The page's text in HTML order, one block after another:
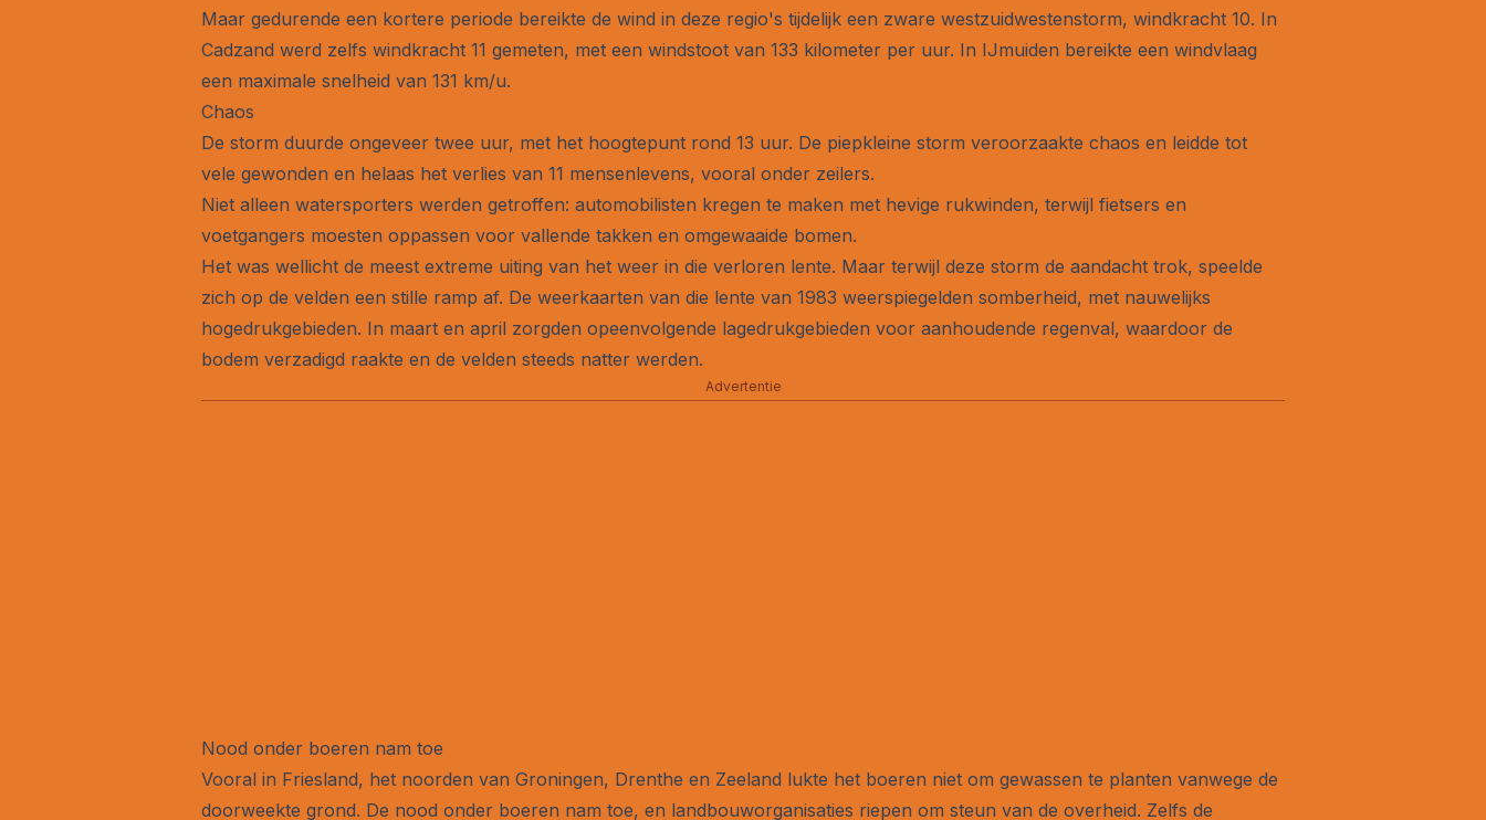
Maar gedurende een kortere periode bereikte de wind in deze regio's tijdelijk een zware westzuidwestenstorm, windkracht 10. In
Cadzand werd zelfs windkracht 11 gemeten, met een windstoot van 133 kilometer per uur. In IJmuiden bereikte een windvlaag
een maximale snelheid van 131 km/u.
Chaos
De storm duurde ongeveer twee uur, met het hoogtepunt rond 13 uur. De piepkleine storm veroorzaakte chaos en leidde tot
vele gewonden en helaas het verlies van 11 mensenlevens, vooral onder zeilers.
Niet alleen watersporters werden getroffen: automobilisten kregen te maken met hevige rukwinden, terwijl fietsers en
voetgangers moesten oppassen voor vallende takken en omgewaaide bomen.
Het was wellicht de meest extreme uiting van het weer in die verloren lente. Maar terwijl deze storm de aandacht trok, speelde
zich op de velden een stille ramp af. De weerkaarten van die lente van 1983 weerspiegelden somberheid, met nauwelijks
hogedrukgebieden. In maart en april zorgden opeenvolgende lagedrukgebieden voor aanhoudende regenval, waardoor de
bodem verzadigd raakte en de velden steeds natter werden.
Advertentie
Nood onder boeren nam toe
Vooral in Friesland, het noorden van Groningen, Drenthe en Zeeland lukte het boeren niet om gewassen te planten vanwege de
doorweekte grond. De nood onder boeren nam toe, en landbouworganisaties riepen om steun van de overheid. Zelfs de